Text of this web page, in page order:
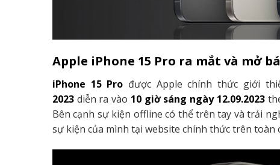
Apple iPhone 15 Pro ra mắt và mở
iPhone 15 Pro được Apple chính thức giới
2023 diễn ra vào 10 giờ sáng ngày 12.09.2023
Bên cạnh sự kiện offline có thể trên tay và trải
sự kiện của mình tại website chính thức trên toàn